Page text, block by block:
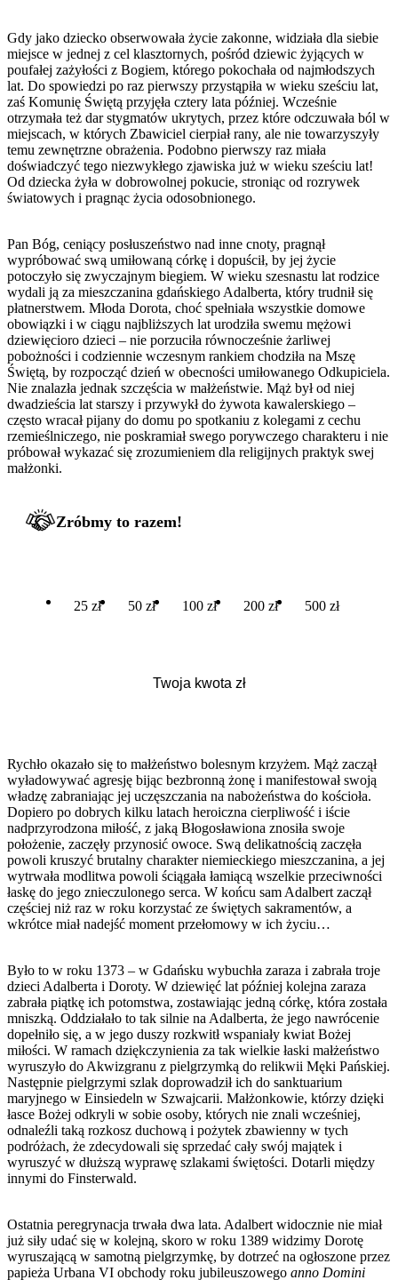
Gdy jako dziecko obserwowała życie zakonne, widziała dla siebie
miejsce w jednej z cel klasztornych, pośród dziewic żyjących w
poufałej zażyłości z Bogiem, którego pokochała od najmłodszych
lat. Do spowiedzi po raz pierwszy przystąpiła w wieku sześciu lat,
zaś Komunię Świętą przyjęła cztery lata później. Wcześnie
otrzymała też dar stygmatów ukrytych, przez które odczuwała ból w
miejscach, w których Zbawiciel cierpiał rany, ale nie towarzyszyły
temu zewnętrzne obrażenia. Podobno pierwszy raz miała
doświadczyć tego niezwykłego zjawiska już w wieku sześciu lat!
Od dziecka żyła w dobrowolnej pokucie, stroniąc od rozrywek
światowych i pragnąc życia odosobnionego.
Pan Bóg, ceniący posłuszeństwo nad inne cnoty, pragnął
wypróbować swą umiłowaną córkę i dopuścił, by jej życie
potoczyło się zwyczajnym biegiem. W wieku szesnastu lat rodzice
wydali ją za mieszczanina gdańskiego Adalberta, który trudnił się
płatnerstwem. Młoda Dorota, choć spełniała wszystkie domowe
obowiązki i w ciągu najbliższych lat urodziła swemu mężowi
dziewięcioro dzieci – nie porzuciła równocześnie żarliwej
pobożności i codziennie wczesnym rankiem chodziła na Mszę
Świętą, by rozpocząć dzień w obecności umiłowanego Odkupiciela.
Nie znalazła jednak szczęścia w małżeństwie. Mąż był od niej
dwadzieścia lat starszy i przywykł do żywota kawalerskiego –
często wracał pijany do domu po spotkaniu z kolegami z cechu
rzemieślniczego, nie poskramiał swego porywczego charakteru i nie
próbował wykazać się zrozumieniem dla religijnych praktyk swej
małżonki.
Zróbmy to razem!
25 zł 50 zł 100 zł 200 zł 500 zł
Rychło okazało się to małżeństwo bolesnym krzyżem. Mąż zaczął
wyładowywać agresję bijąc bezbronną żonę i manifestował swoją
władzę zabraniając jej uczęszczania na nabożeństwa do kościoła.
Dopiero po dobrych kilku latach heroiczna cierpliwość i iście
nadprzyrodzona miłość, z jaką Błogosławiona znosiła swoje
położenie, zaczęły przynosić owoce. Swą delikatnością zaczęła
powoli kruszyć brutalny charakter niemieckiego mieszczanina, a jej
wytrwała modlitwa powoli ściągała łamiącą wszelkie przeciwności
łaskę do jego znieczulonego serca. W końcu sam Adalbert zaczął
częściej niż raz w roku korzystać ze świętych sakramentów, a
wkrótce miał nadejść moment przełomowy w ich życiu…
Było to w roku 1373 – w Gdańsku wybuchła zaraza i zabrała troje
dzieci Adalberta i Doroty. W dziewięć lat później kolejna zaraza
zabrała piątkę ich potomstwa, zostawiając jedną córkę, która została
mniszką. Oddziałało to tak silnie na Adalberta, że jego nawrócenie
dopełniło się, a w jego duszy rozkwitł wspaniały kwiat Bożej
miłości. W ramach dziękczynienia za tak wielkie łaski małżeństwo
wyruszyło do Akwizgranu z pielgrzymką do relikwii Męki Pańskiej.
Następnie pielgrzymi szlak doprowadził ich do sanktuarium
maryjnego w Einsiedeln w Szwajcarii. Małżonkowie, którzy dzięki
łasce Bożej odkryli w sobie osoby, których nie znali wcześniej,
odnaleźli taką rozkosz duchową i pożytek zbawienny w tych
podróżach, że zdecydowali się sprzedać cały swój majątek i
wyruszyć w dłuższą wyprawę szlakami świętości. Dotarli między
innymi do Finsterwald.
Ostatnia peregrynacja trwała dwa lata. Adalbert widocznie nie miał
już siły udać się w kolejną, skoro w roku 1389 widzimy Dorotę
wyruszającą w samotną pielgrzymkę, by dotrzeć na ogłoszone przez
papieża Urbana VI obchody roku jubileuszowego anno Domini